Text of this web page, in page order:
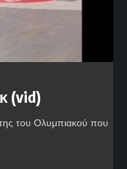
(vid)
του Ολυμπιακού που